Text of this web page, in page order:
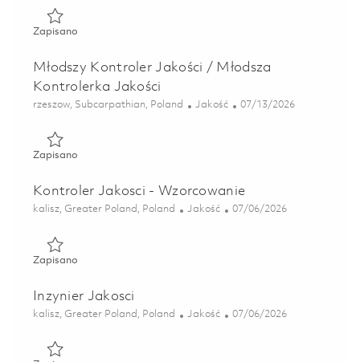
ZapisanoZapisano Kontrolerka / Kontroler Jakości 01846336
Młodszy Kontroler Jakości / Młodsza
Kontrolerka Jakości
Lokalizacja
rzeszow, Subcarpathian, Poland Kategoria
Jakość Posted Date
07/13/2026
ZapisanoZapisano Młodszy Kontroler Jakości / Młodsza
Kontroler Jakosci - Wzorcowanie
Lokalizacja
kalisz, Greater Poland, Poland Kategoria
Jakość Posted Date
07/06/2026
ZapisanoZapisano Kontroler Jakosci - Wzorcowanie 01852016
Inzynier Jakosci
Lokalizacja
kalisz, Greater Poland, Poland Kategoria
Jakość Posted Date
07/06/2026